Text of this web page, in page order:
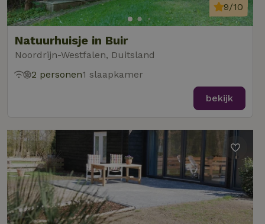
Natuurhuisje in Buir
Noordrijn-Westfalen, Duitsland
9/10
2 personen1 slaapkamer
bekijk